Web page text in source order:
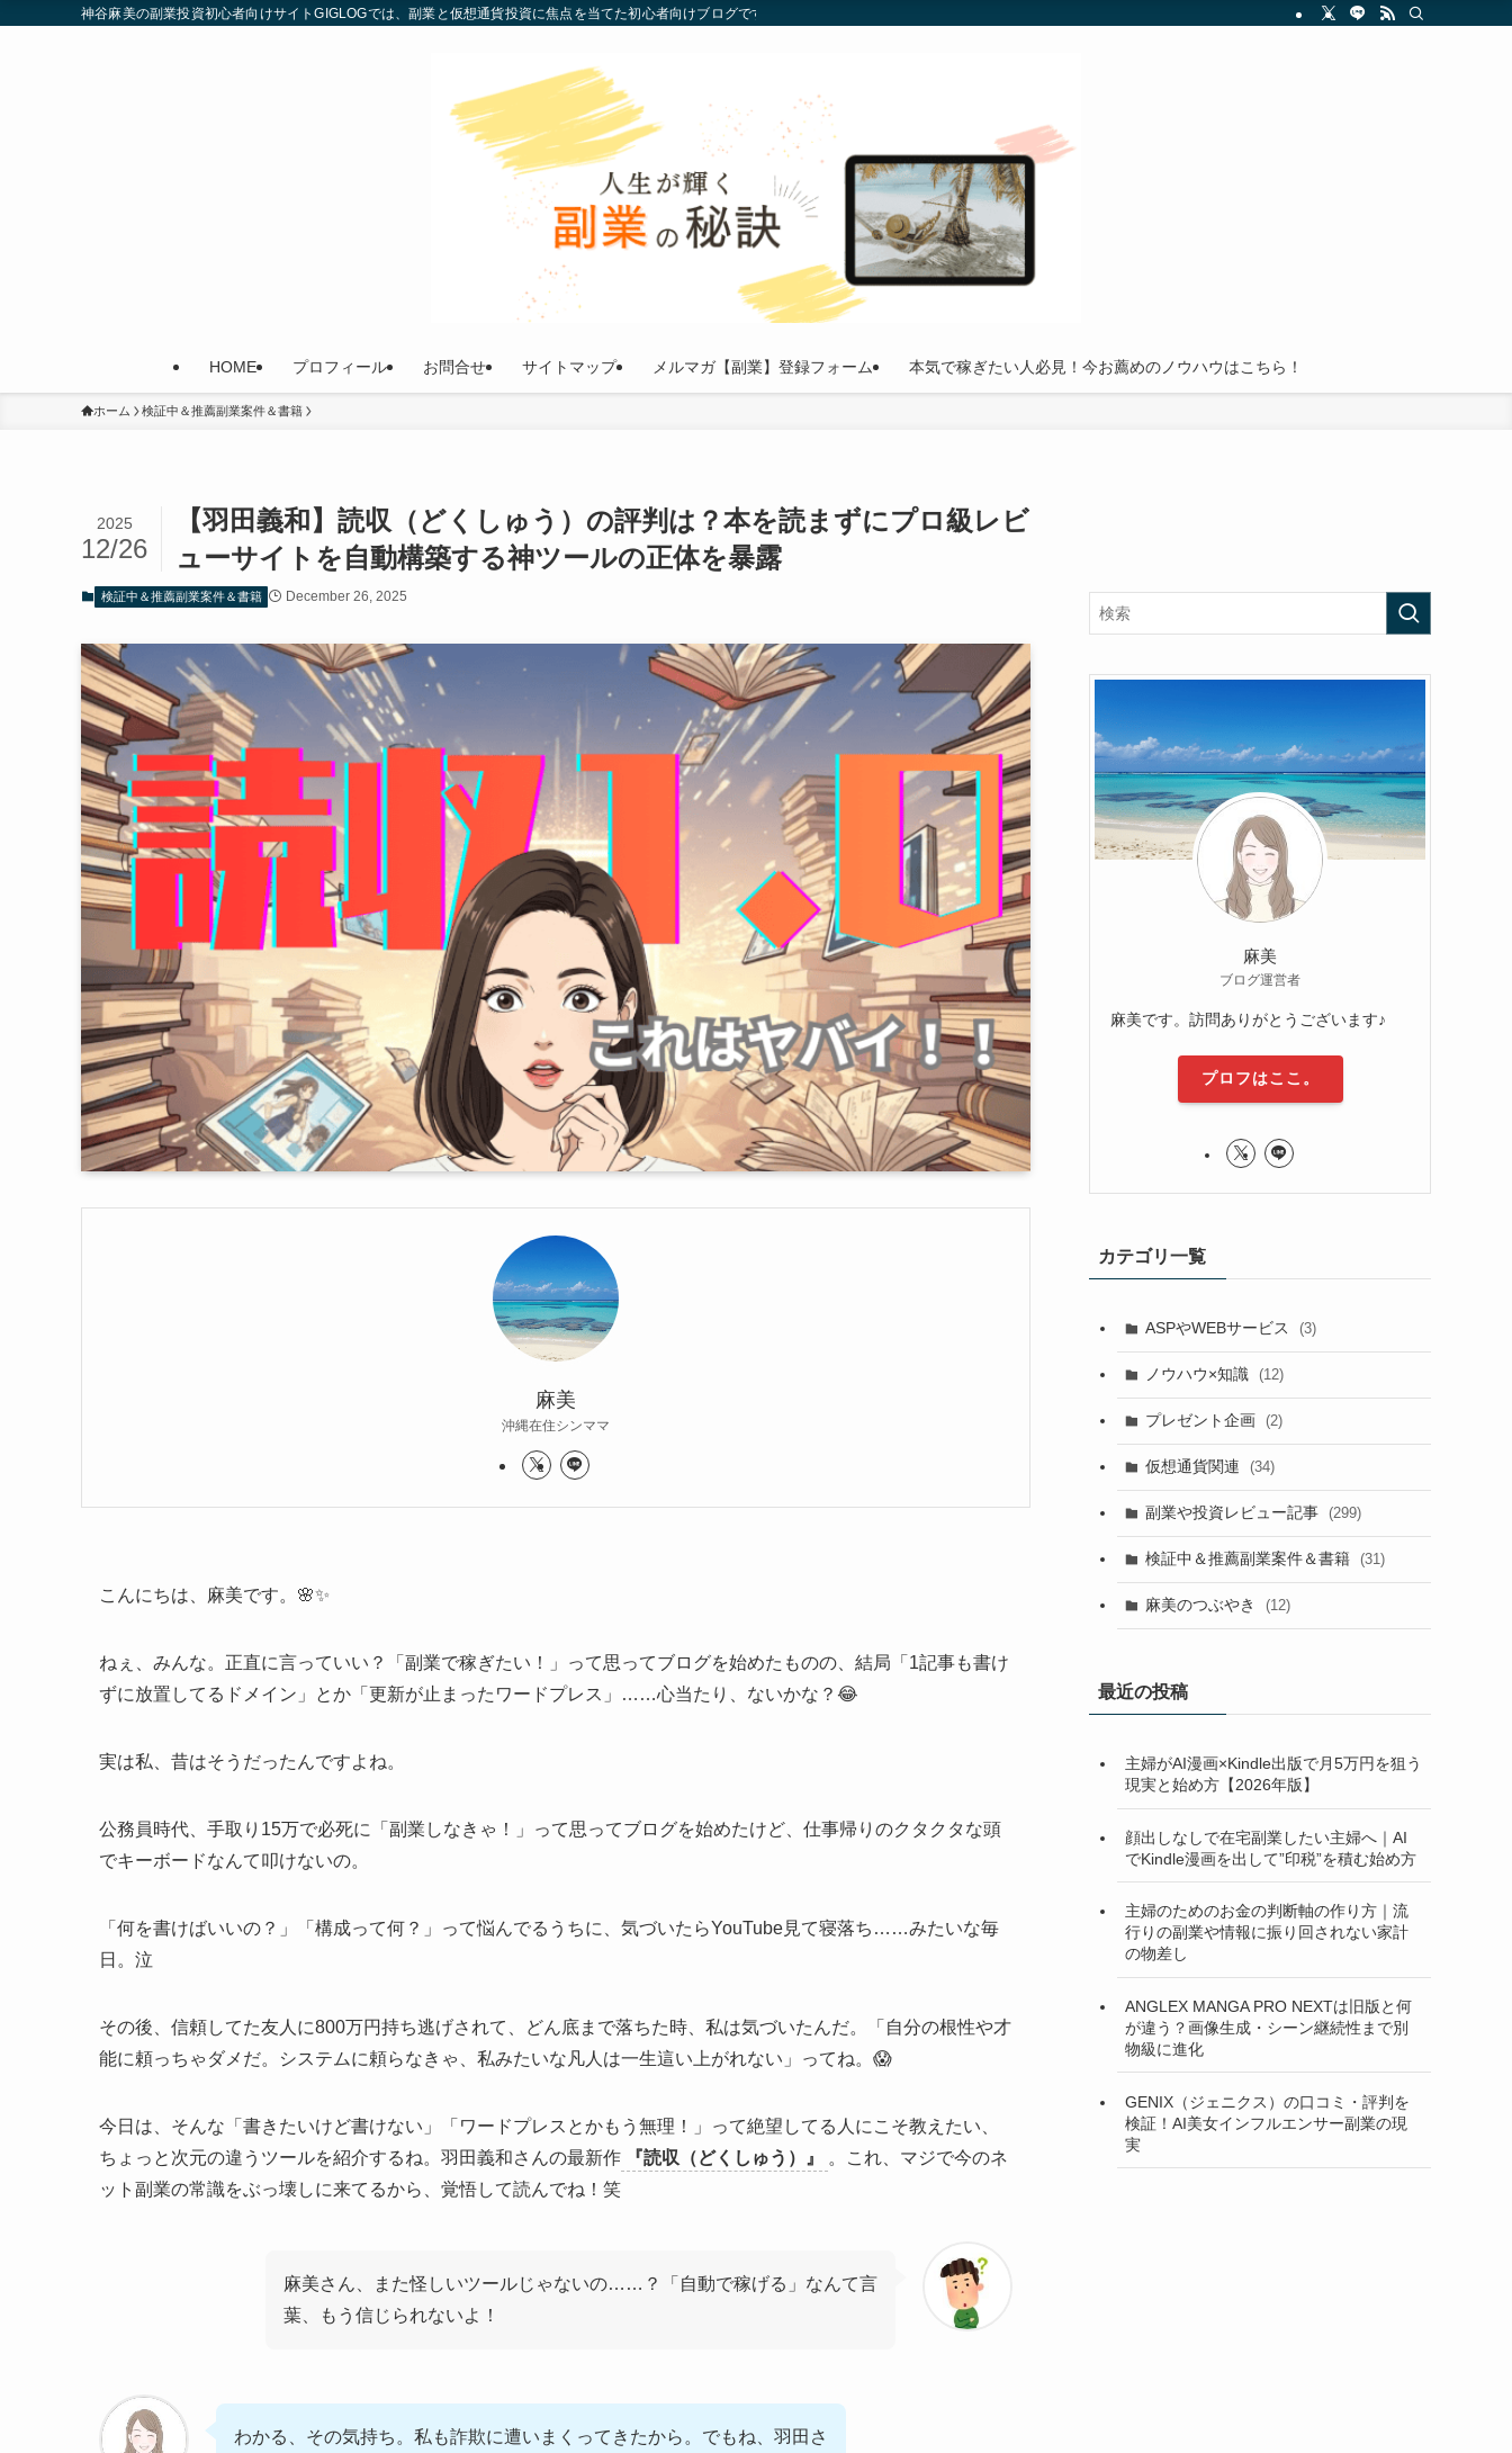
神谷麻美の副業投資初心者向けサイトGIGLOGでは、副業と仮想通貨投資に焦点を当てた初心者向けブログです。投資の基礎から最新トレンドまでを分かりやすく解説し、読者が副業投資の世界で成功を収めるための実践的アドバイ
HOME プロフィール お問合せ サイトマップ メルマガ【副業】登録フォーム 本気で稼ぎたい人必見！今お薦めのノウハウはこちら！
ホーム 検証中＆推薦副業案件＆書籍
【羽田義和】読収（どくしゅう）の評判は？本を読まずにプロ級レビ
ューサイトを自動構築する神ツールの正体を暴露
2025
12/26
検証中＆推薦副業案件＆書籍 December 26, 2025
麻美
沖縄在住シンママ
こんにちは、麻美です。🌸✨
ねぇ、みんな。正直に言っていい？「副業で稼ぎたい！」って思ってブログを始めたものの、結局「1記事も書け
ずに放置してるドメイン」とか「更新が止まったワードプレス」……心当たり、ないかな？😂
実は私、昔はそうだったんですよね。
公務員時代、手取り15万で必死に「副業しなきゃ！」って思ってブログを始めたけど、仕事帰りのクタクタな頭
でキーボードなんて叩けないの。
「何を書けばいいの？」「構成って何？」って悩んでるうちに、気づいたらYouTube見て寝落ち……みたいな毎
日。泣
その後、信頼してた友人に800万円持ち逃げされて、どん底まで落ちた時、私は気づいたんだ。「自分の根性や才
能に頼っちゃダメだ。システムに頼らなきゃ、私みたいな凡人は一生這い上がれない」ってね。😱
今日は、そんな「書きたいけど書けない」「ワードプレスとかもう無理！」って絶望してる人にこそ教えたい、
ちょっと次元の違うツールを紹介するね。羽田義和さんの最新作
『読収（どくしゅう）』
。これ、マジで今のネ
ット副業の常識をぶっ壊しに来てるから、覚悟して読んでね！笑
麻美さん、また怪しいツールじゃないの……？「自動で稼げる」なんて言
葉、もう信じられないよ！
わかる、その気持ち。私も詐欺に遭いまくってきたから。でもね、羽田さ
麻美
ブログ運営者
麻美です。訪問ありがとうございます♪
プロフはここ。
カテゴリ一覧
ASPやWEBサービス (3)
ノウハウ×知識 (12)
プレゼント企画 (2)
仮想通貨関連 (34)
副業や投資レビュー記事 (299)
検証中＆推薦副業案件＆書籍 (31)
麻美のつぶやき (12)
最近の投稿
主婦がAI漫画×Kindle出版で月5万円を狙う
現実と始め方【2026年版】
顔出しなしで在宅副業したい主婦へ｜AI
でKindle漫画を出して”印税”を積む始め方
主婦のためのお金の判断軸の作り方｜流
行りの副業や情報に振り回されない家計
の物差し
ANGLEX MANGA PRO NEXTは旧版と何
が違う？画像生成・シーン継続性まで別
物級に進化
GENIX（ジェニクス）の口コミ・評判を
検証！AI美女インフルエンサー副業の現
実